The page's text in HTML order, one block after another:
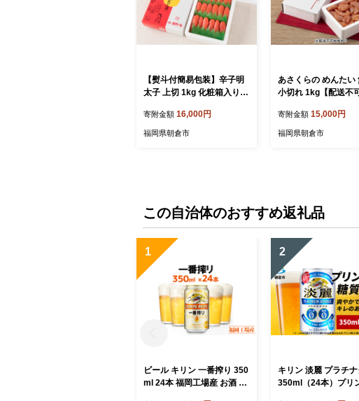
【熨斗付簡易包装】辛子明
太子 上切 1kg 化粧箱入り※
たいこ
寄附金額 16,000円
福岡県朝倉市
あさくらの めんたい
小切れ 1kg【配送不
太子 めんたいこ
寄附金額 15,000円
福岡県朝倉市
この自治体のおすすめ返礼品
1
ビール キリン 一番搾り 350
ml 24本 福岡工場産 お酒 キ
2
キリン 淡麗 プラチ
350ml（24本）プリ